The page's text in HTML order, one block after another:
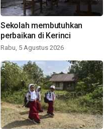
Sekolah membutuhkan
perbaikan di Kerinci
Rabu, 5 Agustus 2026